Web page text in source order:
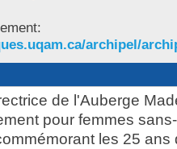
archipel/
de l'Auberge
pour femmes
les 25 ans